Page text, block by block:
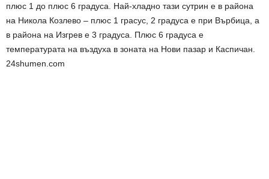
плюс 1 до плюс 6 градуса. Най-хладно тази сутрин е в района
на Никола Козлево – плюс 1 грасус, 2 градуса е при Върбица, а
в района на Изгрев е 3 градуса. Плюс 6 градуса е
температурата на въздуха в зоната на Нови пазар и Каспичан.
24shumen.com